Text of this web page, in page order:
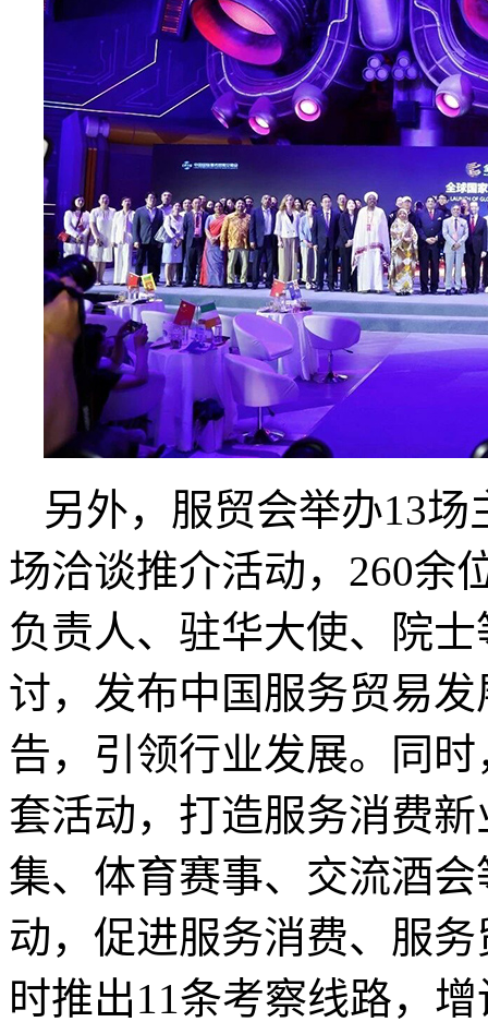
另外，服贸会举办13
场洽谈推介活动，260余
负责人、驻华大使、院
讨，发布中国服务贸易
告，引领行业发展。同
套活动，打造服务消费
集、体育赛事、交流酒
动，促进服务消费、服
时推出11条考察线路，